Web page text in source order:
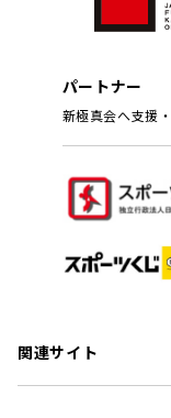
パートナー
新極真会へ支援
関連サイト